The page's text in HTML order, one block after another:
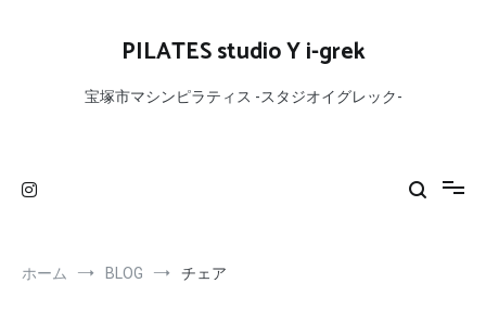
PILATES studio Y i-grek
宝塚市マシンピラティス -スタジオイグレック-
ホーム BLOG チェア